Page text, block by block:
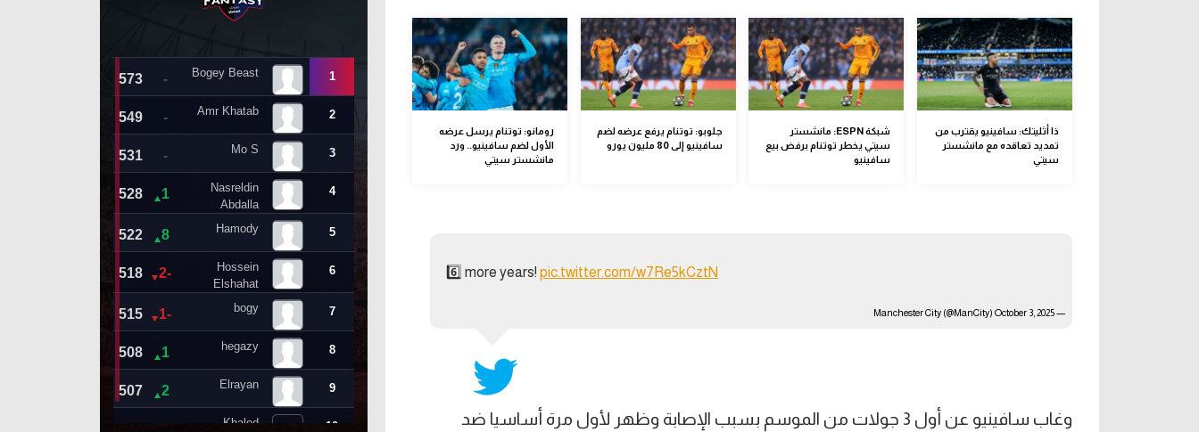
ذا أثليتك: سافينيو يقترب من
تمديد تعاقده مع مانشستر
سيتي
شبكة ESPN: مانشستر
سيتي يخطر توتنام برفض بيع
سافينيو
جلوبو: توتنام يرفع عرضه لضم
سافينيو إلى 80 مليون يورو
رومانو: توتنام يرسل عرضه
الأول لضم سافينيو.. ورد
مانشستر سيتي
6️⃣ more years! pic.twitter.com/w7Re5kCztN
— Manchester City (@ManCity)
October 3, 2025
وغاب سافينيو عن أول 3 جولات من الموسم بسبب الإصابة وظهر لأول مرة أساسيا ضد